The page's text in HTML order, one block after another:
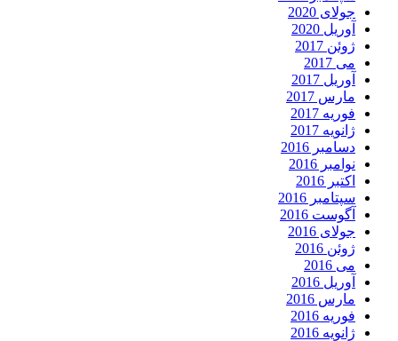
جولای 2020
آوریل 2020
ژوئن 2017
می 2017
آوریل 2017
مارس 2017
فوریه 2017
ژانویه 2017
دسامبر 2016
نوامبر 2016
اکتبر 2016
سپتامبر 2016
آگوست 2016
جولای 2016
ژوئن 2016
می 2016
آوریل 2016
مارس 2016
فوریه 2016
ژانویه 2016